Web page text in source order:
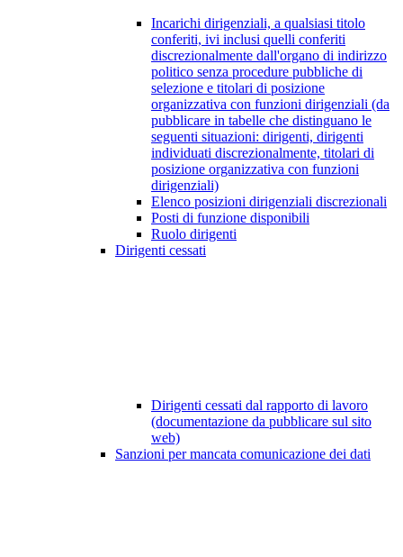
Incarichi dirigenziali, a qualsiasi titolo
conferiti, ivi inclusi quelli conferiti
discrezionalmente dall'organo di indirizzo
politico senza procedure pubbliche di
selezione e titolari di posizione
organizzativa con funzioni dirigenziali (da
pubblicare in tabelle che distinguano le
seguenti situazioni: dirigenti, dirigenti
individuati discrezionalmente, titolari di
posizione organizzativa con funzioni
dirigenziali)
Elenco posizioni dirigenziali discrezionali
Posti di funzione disponibili
Ruolo dirigenti
Dirigenti cessati
Dirigenti cessati dal rapporto di lavoro
(documentazione da pubblicare sul sito
web)
Sanzioni per mancata comunicazione dei dati